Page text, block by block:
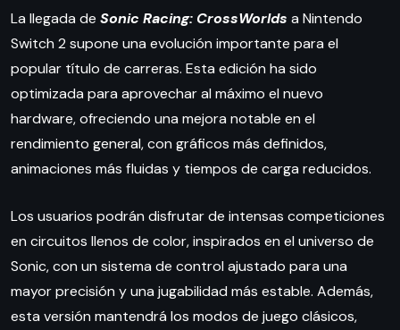
La llegada de Sonic Racing: CrossWorlds a Nintendo
Switch 2 supone una evolución importante para el
popular título de carreras. Esta edición ha sido
optimizada para aprovechar al máximo el nuevo
hardware, ofreciendo una mejora notable en el
rendimiento general, con gráficos más definidos,
animaciones más fluidas y tiempos de carga reducidos.
Los usuarios podrán disfrutar de intensas competiciones
en circuitos llenos de color, inspirados en el universo de
Sonic, con un sistema de control ajustado para una
mayor precisión y una jugabilidad más estable. Además,
esta versión mantendrá los modos de juego clásicos,